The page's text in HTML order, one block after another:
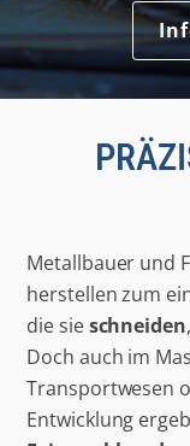
Metallbauer und
herstellen zum
die sieschneiden,
Doch auch im
Transportwesen
Entwicklung